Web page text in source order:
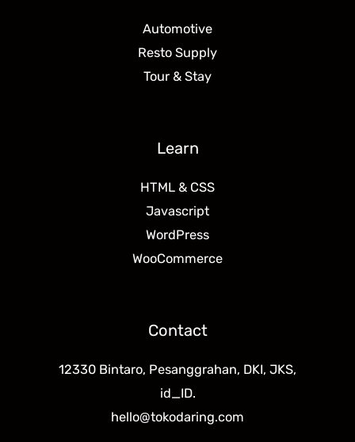
Automotive
Resto Supply
Tour & Stay
Learn
HTML & CSS
Javascript
WordPress
WooCommerce
Contact
12330 Bintaro, Pesanggrahan, DKI, JKS,
id_ID.
hello@tokodaring.com